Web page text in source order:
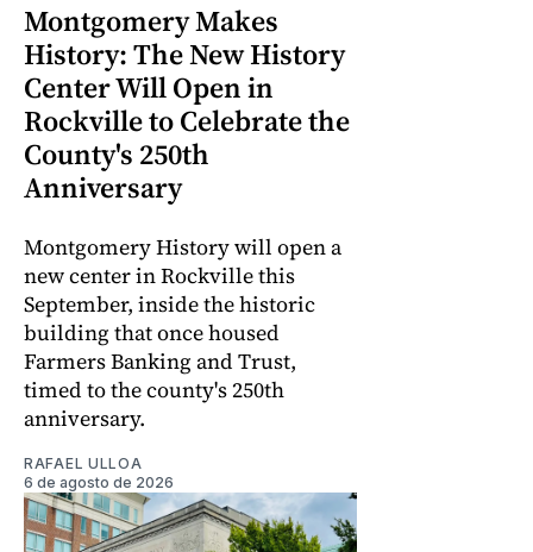
Montgomery Makes
History: The New History
Center Will Open in
Rockville to Celebrate the
County's 250th
Anniversary
Montgomery History will open a
new center in Rockville this
September, inside the historic
building that once housed
Farmers Banking and Trust,
timed to the county's 250th
anniversary.
RAFAEL ULLOA
6 de agosto de 2026